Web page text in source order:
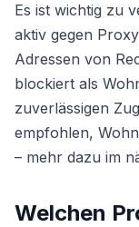
Es ist wichtig zu
aktiv gegen
Adressen von
blockiert als
zuverlässigen
empfohlen,
– mehr dazu im
Welchen